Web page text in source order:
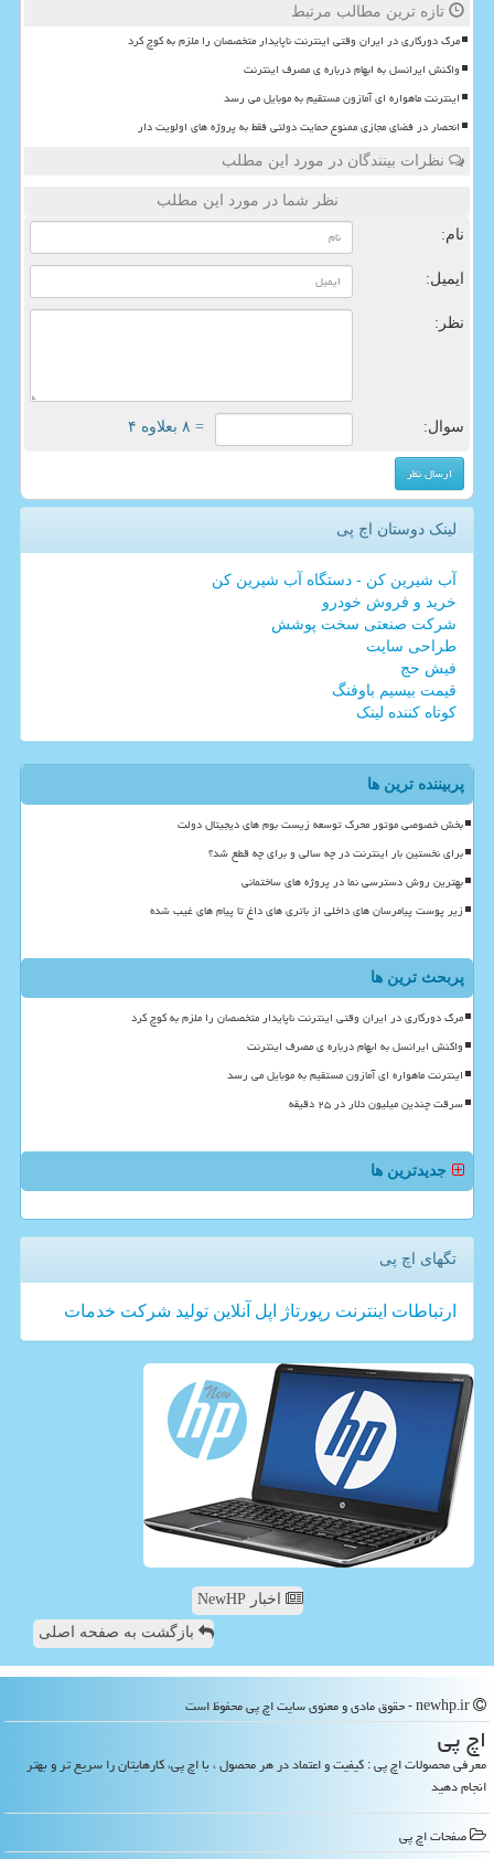
تازه ترین مطالب مرتبط
مرگ دورکاری در ایران وقتی اینترنت ناپایدار متخصصان را ملزم به کوچ کرد
واکنش ایرانسل به ابهام درباره ی مصرف اینترنت
اینترنت ماهواره ای آمازون مستقیم به موبایل می رسد
انحصار در فضای مجازی ممنوع حمایت دولتی فقط به پروژه های اولویت دار
نظرات بینندگان در مورد این مطلب
نظر شما در مورد این مطلب
نام:
ایمیل:
نظر:
سوال: = ۸ بعلاوه ۴
لینک دوستان اچ پی
آب شیرین کن - دستگاه آب شیرین کن
خرید و فروش خودرو
شرکت صنعتی سخت پوشش
طراحی سایت
فیش حج
قیمت بیسیم باوفنگ
کوتاه کننده لینک
پربیننده ترین ها
بخش خصوصی موتور محرک توسعه زیست بوم های دیجیتال دولت
برای نخستین بار اینترنت در چه سالی و برای چه قطع شد؟
بهترین روش دسترسی نما در پروژه های ساختمانی
زیر پوست پیامرسان های داخلی از باتری های داغ تا پیام های غیب شده
پربحث ترین ها
مرگ دورکاری در ایران وقتی اینترنت ناپایدار متخصصان را ملزم به کوچ کرد
واکنش ایرانسل به ابهام درباره ی مصرف اینترنت
اینترنت ماهواره ای آمازون مستقیم به موبایل می رسد
سرقت چندین میلیون دلار در ۲۵ دقیقه
جدیدترین ها
تگهای اچ پی
ارتباطات اینترنت رپورتاژ اپل آنلاین تولید شركت خدمات
اخبار NewHP
بازگشت به صفحه اصلی
اچ پی
معرفی محصولات اچ پی : کیفیت و اعتماد در هر محصول ، با اچ پی، کارهایتان را سریع تر و بهتر
انجام دهید
صفحات اچ پی